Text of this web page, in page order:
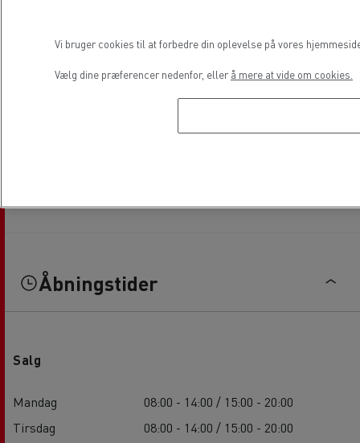
Åbningstider
Salg
Mandag
08:00 - 14:00 / 15:00 - 20:00
Tirsdag
08:00 - 14:00 / 15:00 - 20:00
Vi bruger cookies til at forbedre din oplevelse på vores
Vælg dine præferencer nedenfor, eller å mere at vide om cookies.